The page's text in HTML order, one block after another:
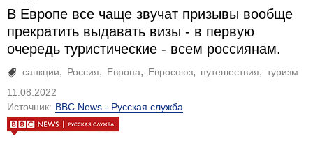
В Европе все чаще звучат призывы вообще
прекратить выдавать визы - в первую
очередь туристические - всем россиянам.
санкции Россия Европа Евросоюз путешествия
туризм
11.08.2022
Источник: BBC News - Русская служба